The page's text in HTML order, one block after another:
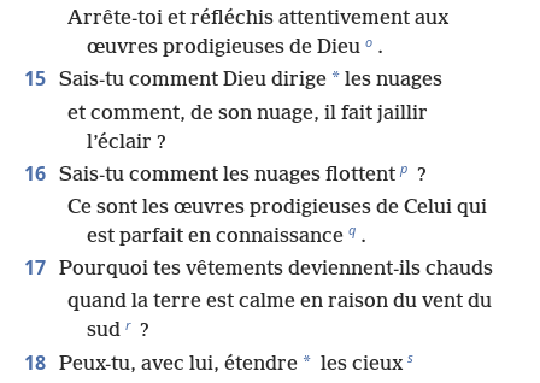
Arrête-toi et réfléchis attentivement aux
œuvres prodigieuses de Dieu o .
15 Sais-tu comment Dieu dirige * les nuages
et comment, de son nuage, il fait jaillir
l’éclair ?
16 Sais-tu comment les nuages flottent p ?
Ce sont les œuvres prodigieuses de Celui qui
est parfait en connaissance q .
17 Pourquoi tes vêtements deviennent-ils chauds
quand la terre est calme en raison du vent du
sud r ?
18 Peux-tu, avec lui, étendre * les cieux s